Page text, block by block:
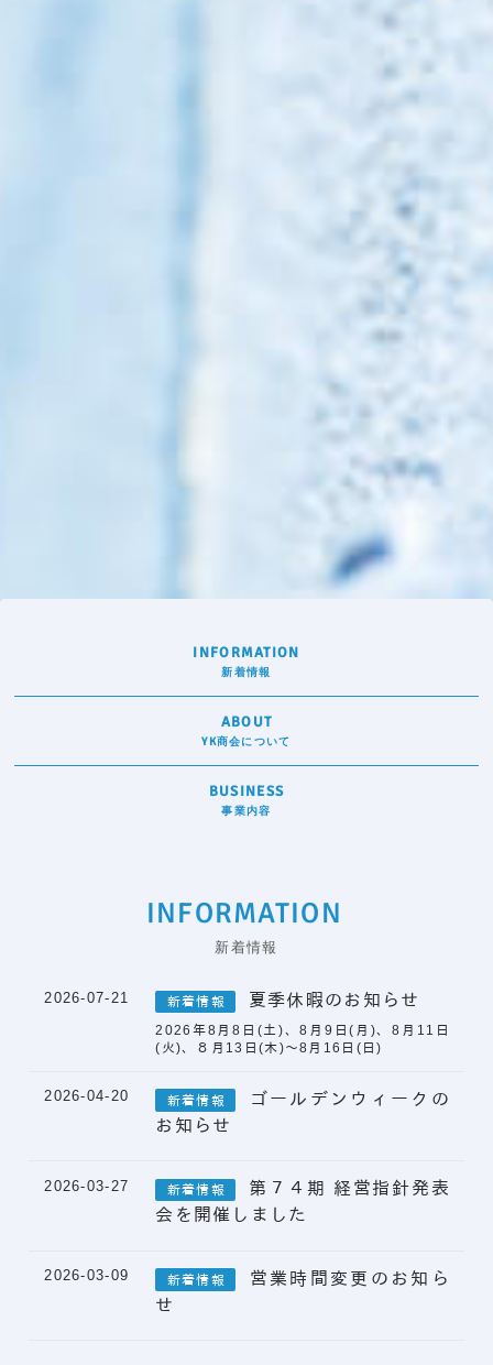
INFORMATION
新着情報
ABOUT
YK商会について
BUSINESS
事業内容
INFORMATION
新着情報
2026-07-21 新着情報 夏季休暇のお知らせ
2026年8月8日(土)、8月9日(月)、8月11日
(火)、８月13日(木)～8月16日(日)
2026-04-20 新着情報
ゴールデンウィークの
お知らせ
2026-03-27 新着情報
第７４期 経営指針発表
会を開催しました
2026-03-09 新着情報
営業時間変更のお知ら
せ